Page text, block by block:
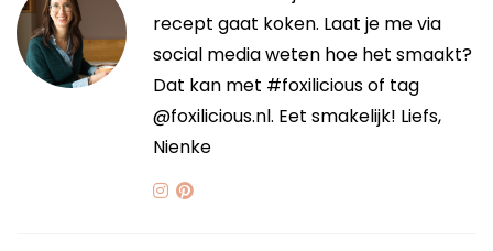
recept gaat koken. Laat je me via
social media weten hoe het smaakt?
Dat kan met #foxilicious of tag
@foxilicious.nl. Eet smakelijk! Liefs,
Nienke